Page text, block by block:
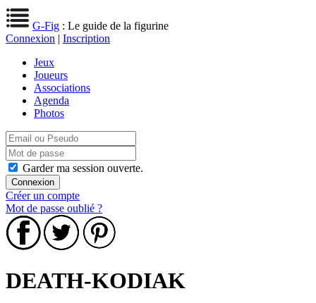
G-Fig : Le guide de la figurine
Connexion | Inscription
Jeux
Joueurs
Associations
Agenda
Photos
Garder ma session ouverte.
Créer un compte
Mot de passe oublié ?
DEATH-KODIAK